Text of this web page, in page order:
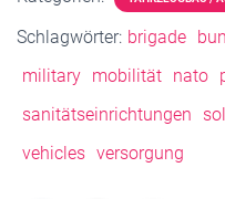
Schlagwörter: brigade
military mobilität nato
sanitätseinrichtungen
vehicles versorgung